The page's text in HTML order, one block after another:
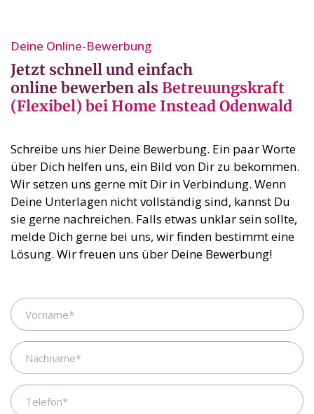
Deine Online-Bewerbung⁣
Jetzt schnell und einfach
online bewerben als Betreuungskraft
(Flexibel) bei Home Instead Odenwald
Schreibe uns hier Deine Bewerbung. Ein paar Worte
über Dich helfen uns, ein Bild von Dir zu bekommen.
Wir setzen uns gerne mit Dir in Verbindung. Wenn
Deine Unterlagen nicht vollständig sind, kannst Du
sie gerne nachreichen. Falls etwas unklar sein sollte,
melde Dich gerne bei uns, wir finden bestimmt eine
Lösung. Wir freuen uns über Deine Bewerbung!
Name
Nachname
Telefon